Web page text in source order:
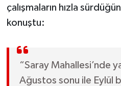
çalışmaların hızla
konuştu:
“Saray Mahallesi’nde
Ağustos sonu ile Eylül